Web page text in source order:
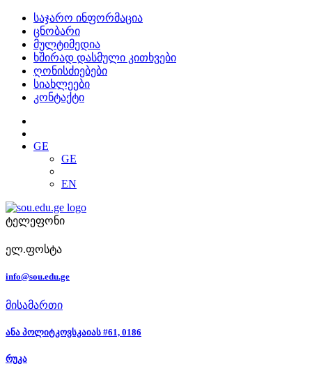
საჯარო ინფორმაცია
ცნობარი
მულტიმედია
ხშირად დასმული კითხვები
ღონისძიებები
სიახლეები
კონტაქტი
GE
GE
EN
ტელეფონი
ელ.ფოსტა
info@sou.edu.ge
მისამართი
ანა პოლიტკოვსკაიას #61, 0186
რუკა